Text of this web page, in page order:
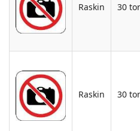
Raskin 30
Raskin 30